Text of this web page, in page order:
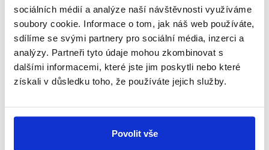
sociálních médií a analýze naší návštěvnosti využíváme
soubory cookie. Informace o tom, jak náš web používáte,
sdílíme se svými partnery pro sociální média, inzerci a
analýzy. Partneři tyto údaje mohou zkombinovat s
dalšími informacemi, které jste jim poskytli nebo které
získali v důsledku toho, že používáte jejich služby.
Povolit vše
Zůstaňme v kontaktu
Přihlaste se k odběru našeho
newsletteru nebowhatsappového
kanálu, kde pravidelně přinášíme
shrnutí nejzajímavějších článků a analýz.
Začněte nás odebírat, a mějte tak